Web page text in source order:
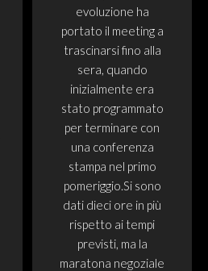
evoluzione ha
portato il meeting a
trascinarsi fino alla
sera, quando
inizialmente era
stato programmato
per terminare con
una conferenza
stampa nel primo
pomeriggio.Si sono
dati dieci ore in più
rispetto ai tempi
previsti, ma la
maratona negoziale